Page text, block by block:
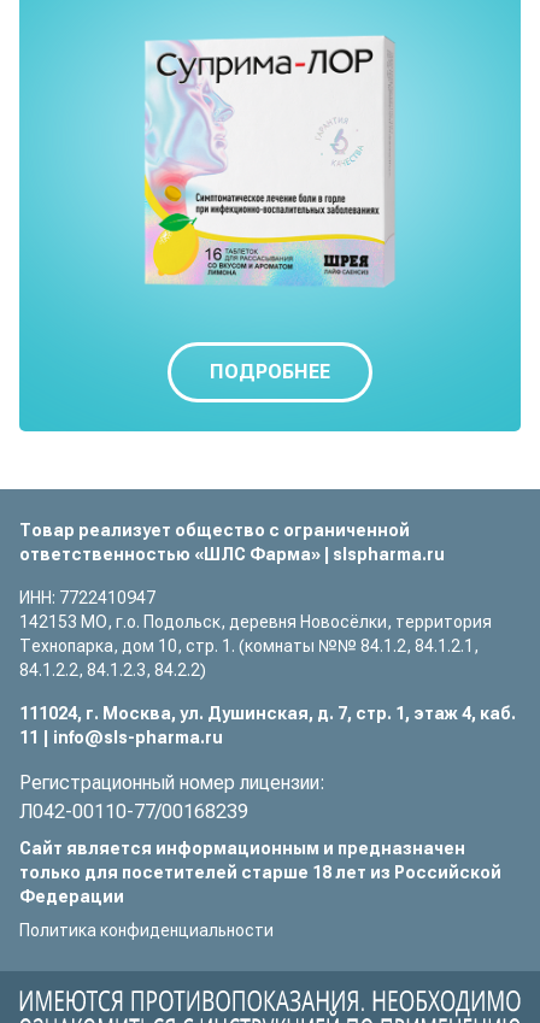
ПОДРОБНЕЕ
Товар реализует общество с ограниченной
ответственностью «ШЛС Фарма» slspharma.ru
ИНН: 7722410947
142153 МО, г.о. Подольск, деревня Новосёлки, территория
Технопарка, дом 10, стр. 1. (комнаты №№ 84.1.2, 84.1.2.1,
84.1.2.2, 84.1.2.3, 84.2.2)
111024, г. Москва, ул. Душинская, д. 7, стр. 1, этаж 4, каб.
11
info@sls-pharma.ru
Регистрационный номер лицензии:
Л042-00110-77/00168239
Сайт является информационным и предназначен
только для посетителей старше 18 лет из Российской
Федерации
Политика конфиденциальности